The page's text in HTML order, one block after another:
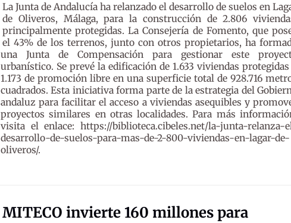
La Junta de Andalucía ha relanzado el desarrollo de suelos en
de Oliveros, Málaga, para la construcción de 2.806
principalmente protegidas. La Consejería de Fomento, que
el 43% de los terrenos, junto con otros propietarios, ha
una Junta de Compensación para gestionar este
urbanístico. Se prevé la edificación de 1.633 viviendas
1.173 de promoción libre en una superficie total de 928.716
cuadrados. Esta iniciativa forma parte de la estrategia del
andaluz para facilitar el acceso a viviendas asequibles y
proyectos similares en otras localidades. Para más
visita el enlace: https://biblioteca.cibeles.net/la-junta-relanza-
desarrollo-de-suelos-para-mas-de-2-800-viviendas-en-lagar-de-
oliveros/.
MITECO invierte 160 millones para